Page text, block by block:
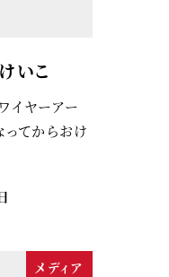
いこ
イヤーアー
ってからおけ
メディア